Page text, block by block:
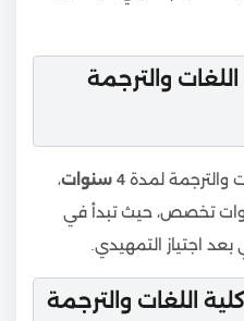
والترجمة
والترجمة لمدة 4 سنوات
،
تخصص، حيث تبدأ في
اجتياز التمهيدي.
اللغات والترجمة